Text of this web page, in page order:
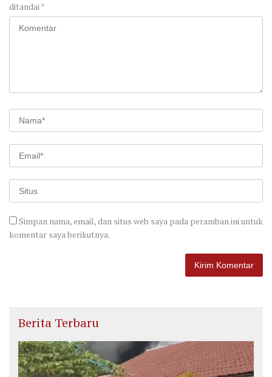
ditandai*
Simpan nama, email, dan situs web saya pada peramban ini untuk
komentar saya berikutnya.
Berita Terbaru